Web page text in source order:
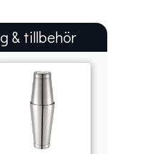
& tillbehör